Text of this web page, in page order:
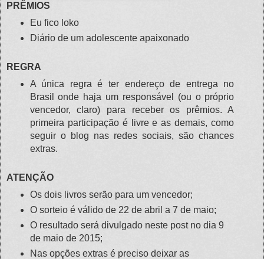
PRÊMIOS
Eu fico loko
Diário de um adolescente apaixonado
REGRA
A única regra é ter endereço de entrega no
Brasil onde haja um responsável (ou o próprio
vencedor, claro) para receber os prêmios. A
primeira participação é livre e as demais, como
seguir o blog nas redes sociais, são chances
extras.
ATENÇÃO
Os dois livros serão para um vencedor;
O sorteio é válido de 22 de abril a 7 de maio;
O resultado será divulgado neste post no dia 9
de maio de 2015;
Nas opções extras é preciso deixar as